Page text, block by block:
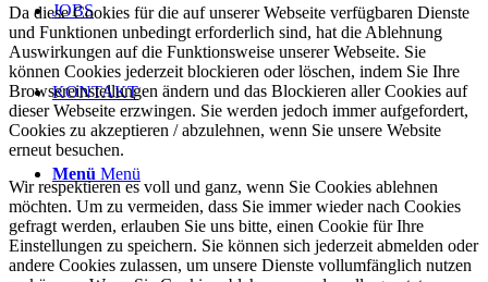
JOBS
KONTAKT
Menü Menü
Da diese Cookies für die auf unserer Webseite verfügbaren Dienste
und Funktionen unbedingt erforderlich sind, hat die Ablehnung
Auswirkungen auf die Funktionsweise unserer Webseite. Sie
können Cookies jederzeit blockieren oder löschen, indem Sie Ihre
Browsereinstellungen ändern und das Blockieren aller Cookies auf
dieser Webseite erzwingen. Sie werden jedoch immer aufgefordert,
Cookies zu akzeptieren / abzulehnen, wenn Sie unsere Website
erneut besuchen.
Wir respektieren es voll und ganz, wenn Sie Cookies ablehnen
möchten. Um zu vermeiden, dass Sie immer wieder nach Cookies
gefragt werden, erlauben Sie uns bitte, einen Cookie für Ihre
Einstellungen zu speichern. Sie können sich jederzeit abmelden oder
andere Cookies zulassen, um unsere Dienste vollumfänglich nutzen